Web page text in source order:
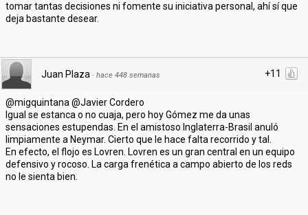
tomar tantas decisiones ni fomente su iniciativa personal, ahí sí que
deja bastante desear.
+11
Juan Plaza · hace 448 semanas
@migquintana @Javier Cordero
Igual se estanca o no cuaja, pero hoy Gómez me da unas
sensaciones estupendas. En el amistoso Inglaterra-Brasil anuló
limpiamente a Neymar. Cierto que le hace falta recorrido y tal.
En efecto, el flojo es Lovren. Lovren es un gran central en un equipo
defensivo y rocoso. La carga frenética a campo abierto de los reds
no le sienta bien.